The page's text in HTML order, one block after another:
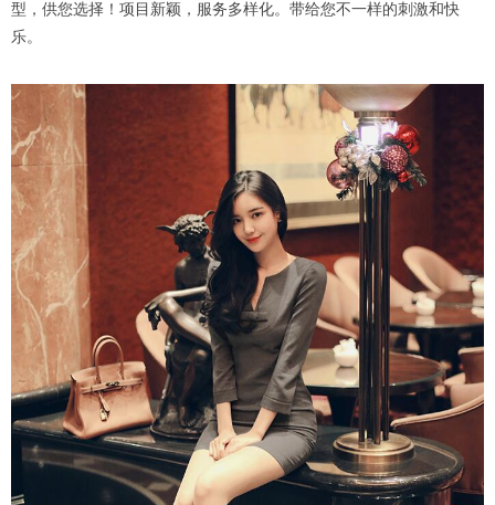
型，供您选择！项目新颖，服务多样化。带给您不一样的刺激和快
乐。